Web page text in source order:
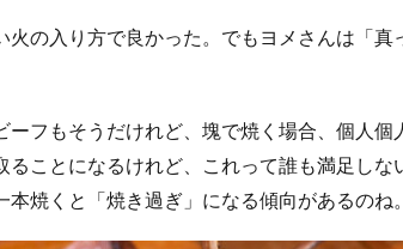
火の入り方で良かった。でもヨメさんは「真
ーフもそうだけれど、塊で焼く場合、個人個
ることになるけれど、これって誰も満足しな
焼くと「焼き過ぎ」になる傾向があるのね